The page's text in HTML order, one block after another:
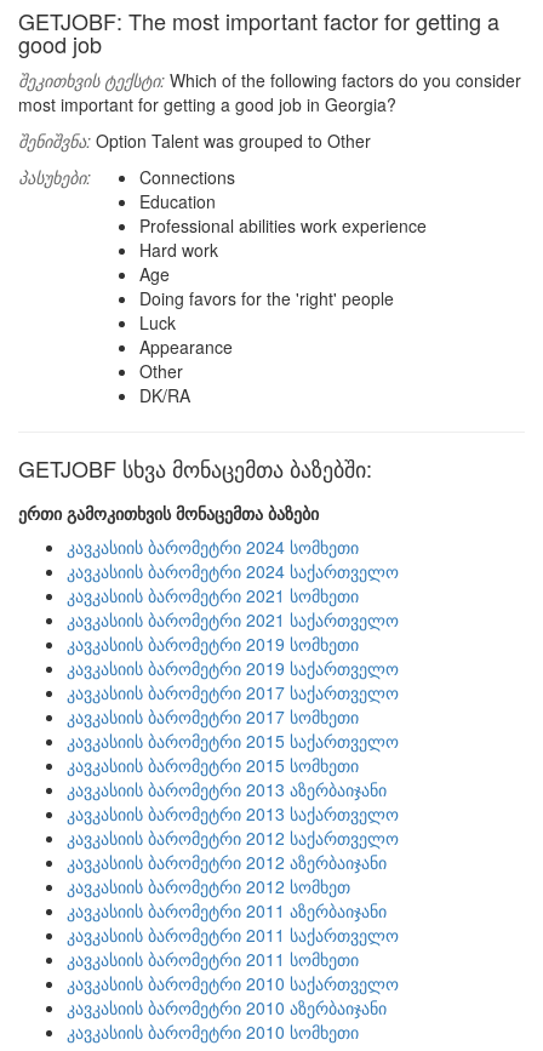
GETJOBF: The most important factor for getting a
good job
შეკითხვის ტექსტი: Which of the following factors do you consider
most important for getting a good job in Georgia?
შენიშვნა: Option Talent was grouped to Other
პასუხები:
Connections
Education
Professional abilities work experience
Hard work
Age
Doing favors for the 'right' people
Luck
Appearance
Other
DK/RA
GETJOBF სხვა მონაცემთა ბაზებში:
ერთი გამოკითხვის მონაცემთა ბაზები
კავკასიის ბარომეტრი 2024 სომხეთი
კავკასიის ბარომეტრი 2024 საქართველო
კავკასიის ბარომეტრი 2021 სომხეთი
კავკასიის ბარომეტრი 2021 საქართველო
კავკასიის ბარომეტრი 2019 სომხეთი
კავკასიის ბარომეტრი 2019 საქართველო
კავკასიის ბარომეტრი 2017 საქართველო
კავკასიის ბარომეტრი 2017 სომხეთი
კავკასიის ბარომეტრი 2015 საქართველო
კავკასიის ბარომეტრი 2015 სომხეთი
კავკასიის ბარომეტრი 2013 აზერბაიჯანი
კავკასიის ბარომეტრი 2013 საქართველო
კავკასიის ბარომეტრი 2012 საქართველო
კავკასიის ბარომეტრი 2012 აზერბაიჯანი
კავკასიის ბარომეტრი 2012 სომხეთ
კავკასიის ბარომეტრი 2011 აზერბაიჯანი
კავკასიის ბარომეტრი 2011 საქართველო
კავკასიის ბარომეტრი 2011 სომხეთი
კავკასიის ბარომეტრი 2010 საქართველო
კავკასიის ბარომეტრი 2010 აზერბაიჯანი
კავკასიის ბარომეტრი 2010 სომხეთი